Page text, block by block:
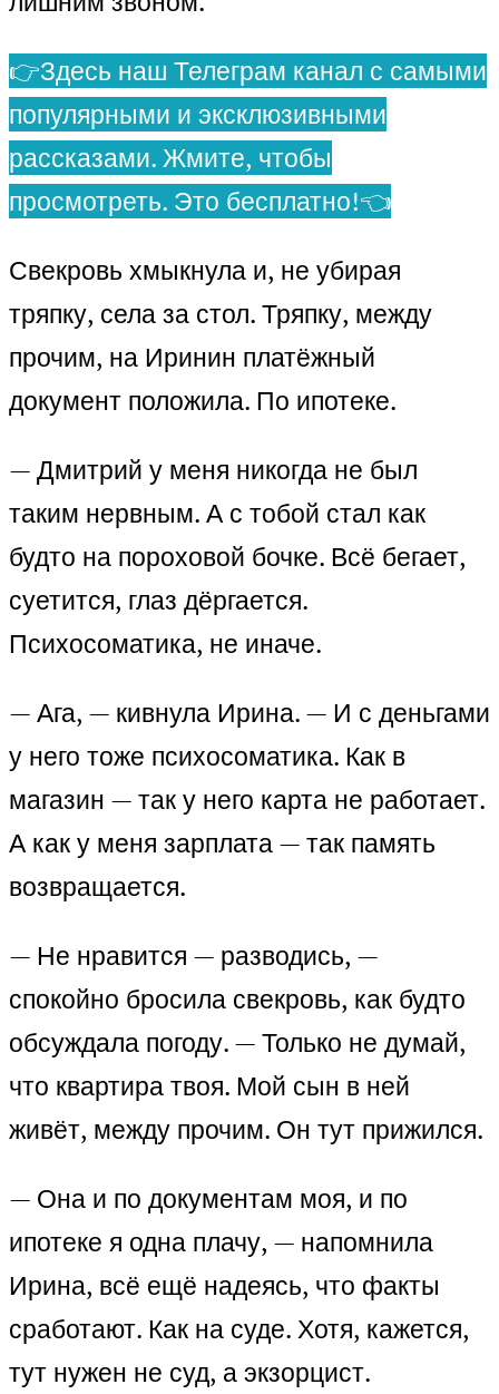
👉Здесь наш Телеграм канал с самыми
популярными и эксклюзивными
рассказами. Жмите, чтобы
просмотреть. Это бесплатно!👈
Свекровь хмыкнула и, не убирая
тряпку, села за стол. Тряпку, между
прочим, на Иринин платёжный
документ положила. По ипотеке.
— Дмитрий у меня никогда не был
таким нервным. А с тобой стал как
будто на пороховой бочке. Всё бегает,
суетится, глаз дёргается.
Психосоматика, не иначе.
— Ага, — кивнула Ирина. — И с деньгами
у него тоже психосоматика. Как в
магазин — так у него карта не работает.
А как у меня зарплата — так память
возвращается.
— Не нравится — разводись, —
спокойно бросила свекровь, как будто
обсуждала погоду. — Только не думай,
что квартира твоя. Мой сын в ней
живёт, между прочим. Он тут прижился.
— Она и по документам моя, и по
ипотеке я одна плачу, — напомнила
Ирина, всё ещё надеясь, что факты
сработают. Как на суде. Хотя, кажется,
тут нужен не суд, а экзорцист.